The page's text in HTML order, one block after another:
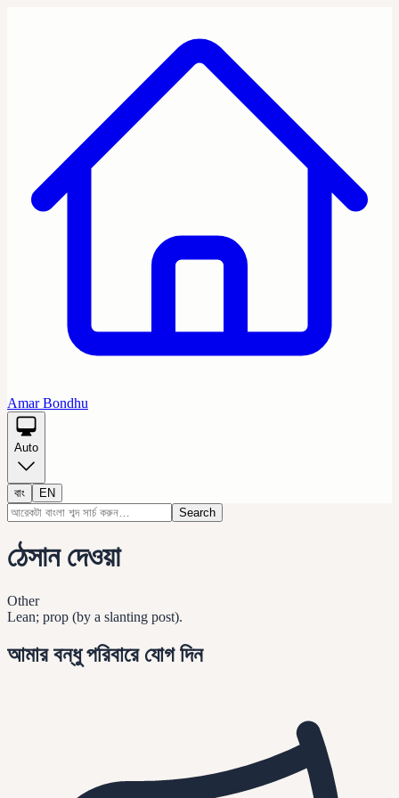
Amar Bondhu
Auto
বাং
EN
Search
ঠেসান দেওয়া
Other
Lean; prop (by a slanting post).
আমার বন্ধু পরিবারে যোগ দিন